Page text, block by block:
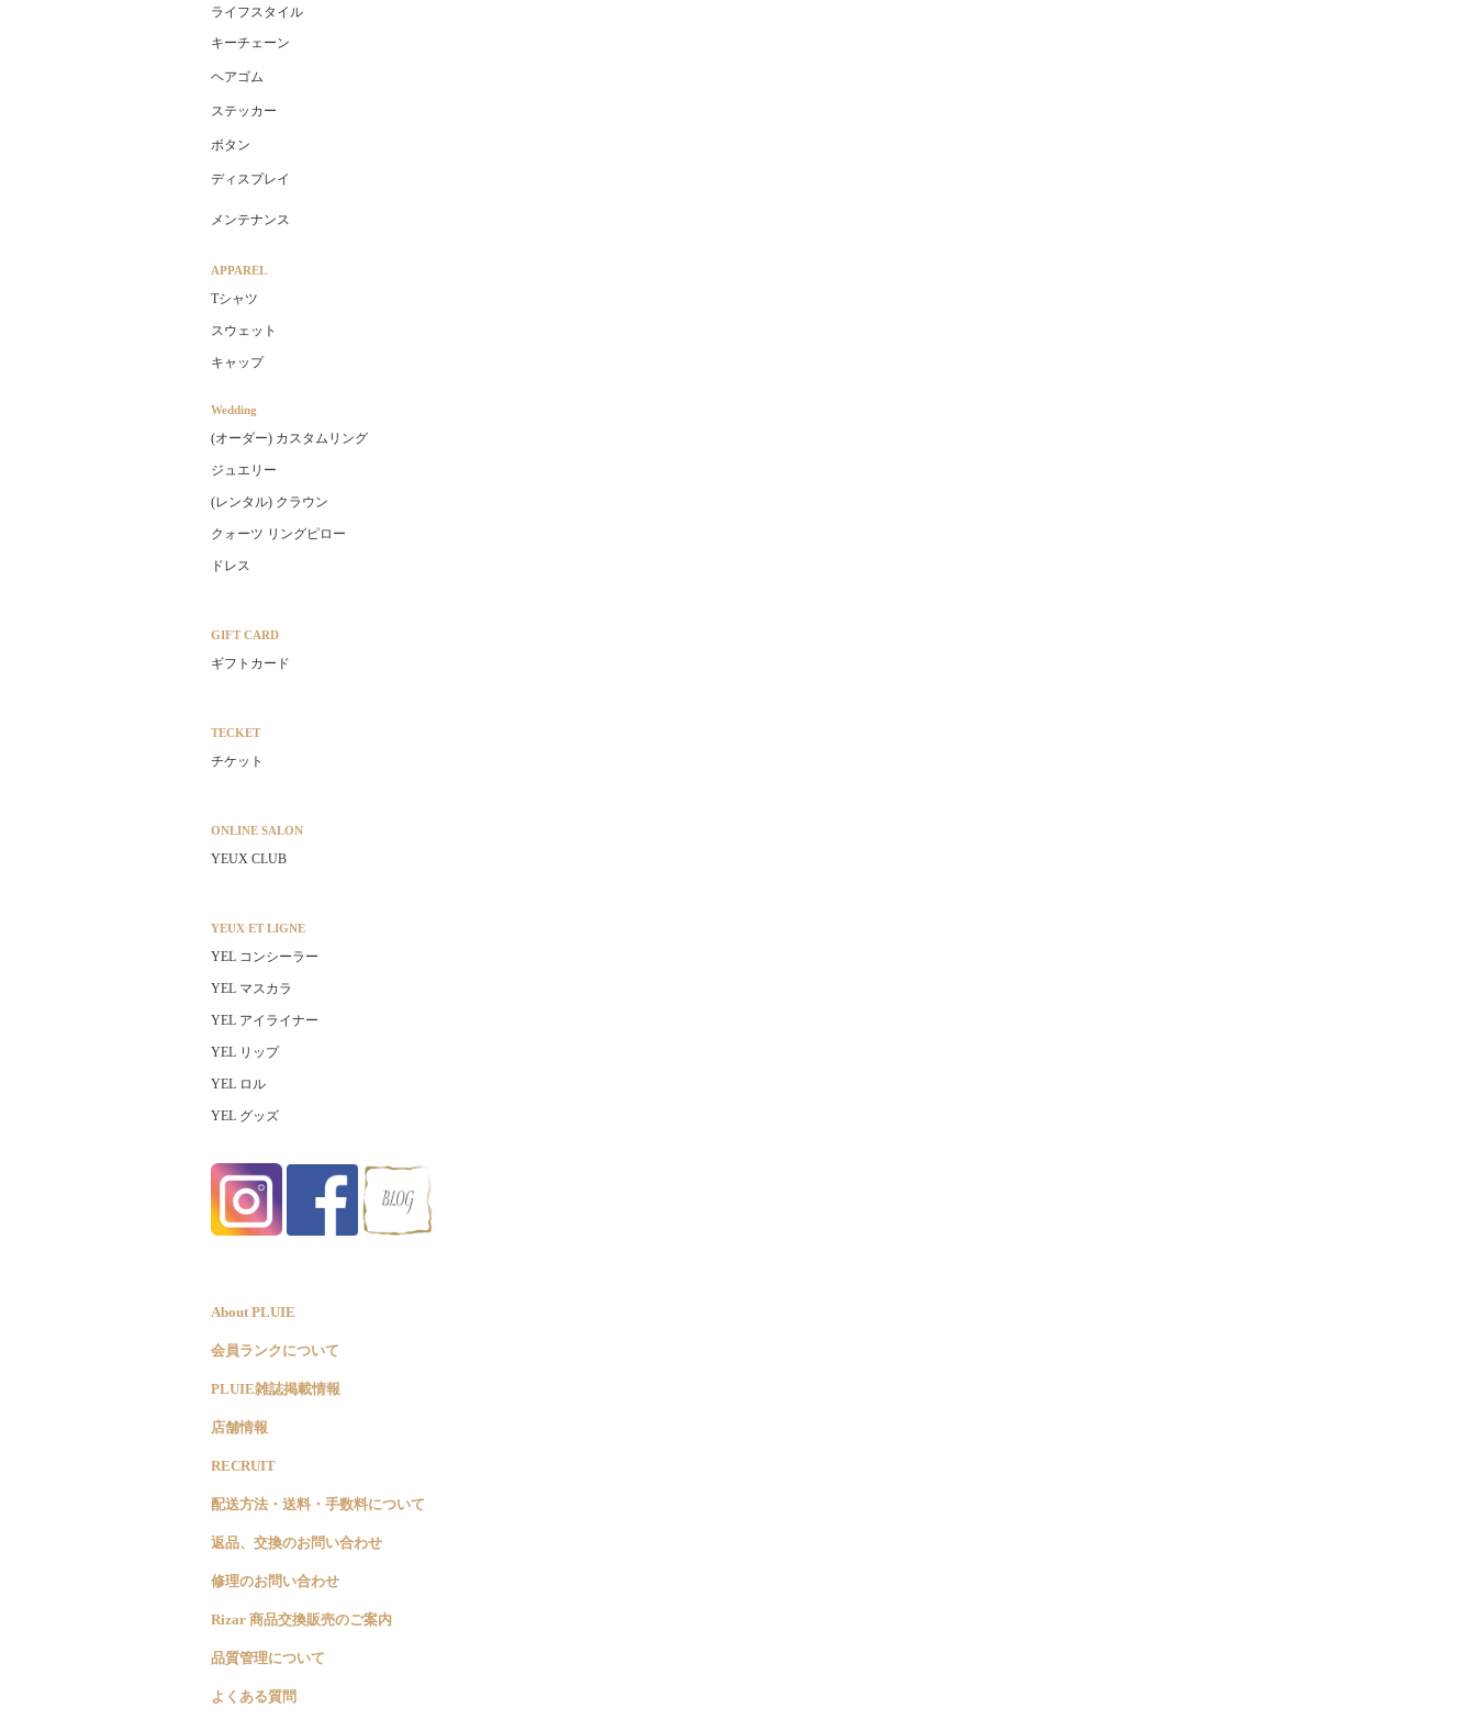
ライフスタイル
キーチェーン
ヘアゴム
ステッカー
ボタン
ディスプレイ
メンテナンス
APPAREL
Tシャツ
スウェット
キャップ
Wedding
(オーダー) カスタムリング
ジュエリー
(レンタル) クラウン
クォーツ リングピロー
ドレス
GIFT CARD
ギフトカード
TECKET
チケット
ONLINE SALON
YEUX CLUB
YEUX ET LIGNE
YEL コンシーラー
YEL マスカラ
YEL アイライナー
YEL リップ
YEL ロル
YEL グッズ
About PLUIE
会員ランクについて
PLUIE雑誌掲載情報
店舗情報
RECRUIT
配送方法・送料・手数料について
返品、交換のお問い合わせ
修理のお問い合わせ
Rizar 商品交換販売のご案内
品質管理について
よくある質問